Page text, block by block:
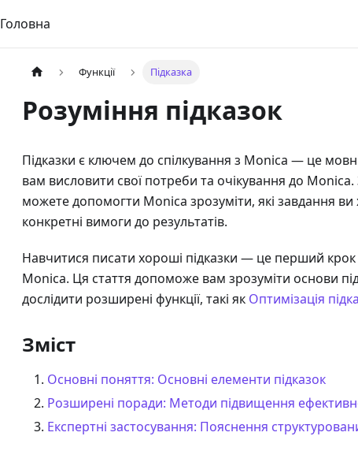
Головна
Функції Підказка
Розуміння підказок
Підказки є ключем до спілкування з Monica — це мовні
вам висловити свої потреби та очікування до
можете допомогти Monica зрозуміти, які завдання ви
конкретні вимоги до результатів.
Навчитися писати хороші підказки — це перший
Monica. Ця стаття допоможе вам зрозуміти основи
дослідити розширені функції, такі як Оптимізація
Зміст
Основні поняття: Основні елементи підказок
Розширені поради: Методи підвищення
Експертні застосування: Пояснення